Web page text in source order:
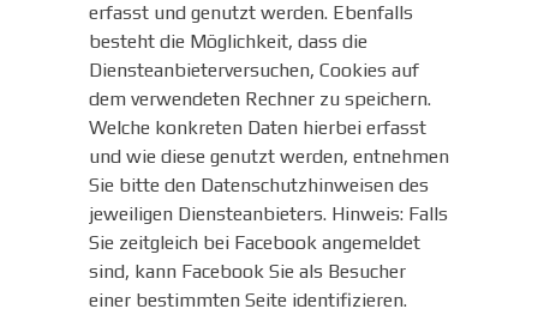
erfasst und genutzt werden. Ebenfalls
besteht die Möglichkeit, dass die
Diensteanbieterversuchen, Cookies auf
dem verwendeten Rechner zu speichern.
Welche konkreten Daten hierbei erfasst
und wie diese genutzt werden, entnehmen
Sie bitte den Datenschutzhinweisen des
jeweiligen Diensteanbieters. Hinweis: Falls
Sie zeitgleich bei Facebook angemeldet
sind, kann Facebook Sie als Besucher
einer bestimmten Seite identifizieren.